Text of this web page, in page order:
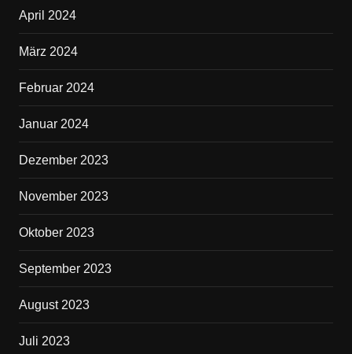
April 2024
März 2024
Februar 2024
Januar 2024
Dezember 2023
November 2023
Oktober 2023
September 2023
August 2023
Juli 2023